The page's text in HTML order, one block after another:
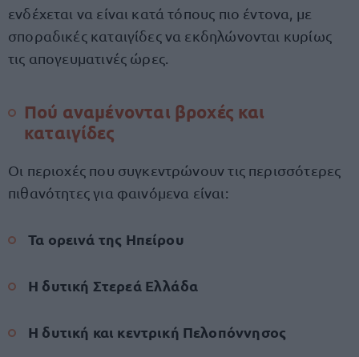
ενδέχεται να είναι κατά τόπους πιο έντονα, με
σποραδικές καταιγίδες να εκδηλώνονται κυρίως
τις απογευματινές ώρες.
Πού αναμένονται βροχές και
καταιγίδες
Οι περιοχές που συγκεντρώνουν τις περισσότερες
πιθανότητες για φαινόμενα είναι:
Τα ορεινά της Ηπείρου
Η δυτική Στερεά Ελλάδα
Η δυτική και κεντρική Πελοπόννησος